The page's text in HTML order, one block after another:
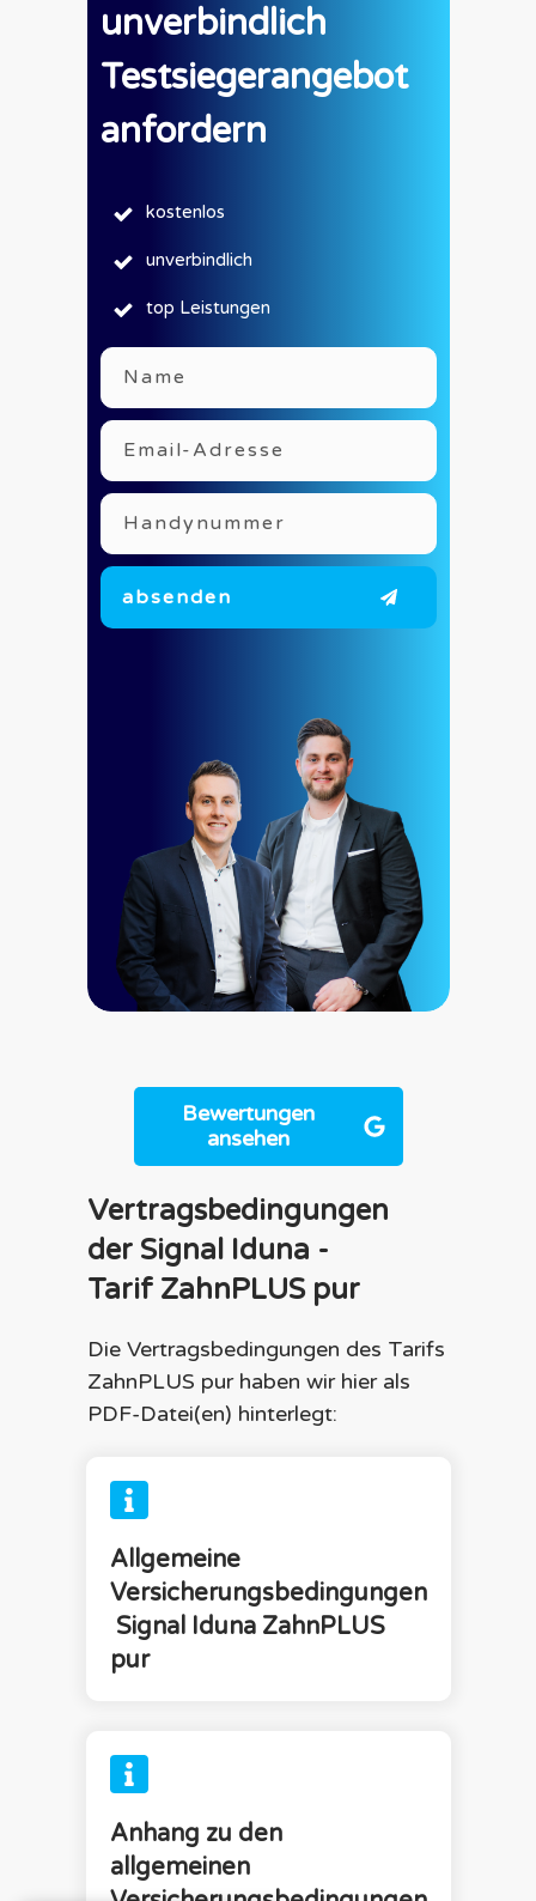
unverbindlich
Testsiegerangebot
anfordern
kostenlos
unverbindlich
top Leistungen
absenden
Bewertungen
ansehen
Vertragsbedingungen
der Signal Iduna -
Tarif ZahnPLUS pur
Die Vertragsbedingungen des Tarifs
ZahnPLUS purhaben wir hier als
PDF-Datei(en) hinterlegt:
Allgemeine
Versicherungsbedingungen
Signal Iduna ZahnPLUS
pur
Anhang zu den
allgemeinen